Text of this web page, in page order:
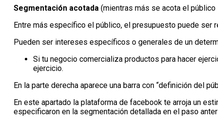
Segmentación acotada (mientras más se acota el
Entre más específico el público, el presupuesto puede ser
Pueden ser intereses específicos o generales de un
Si tu negocio comercializa productos para hacer
ejercicio.
En la parte derecha aparece una barra con “definición del
En este apartado la plataforma de facebook te arroja un
especificaron en la segmentación detallada en el paso